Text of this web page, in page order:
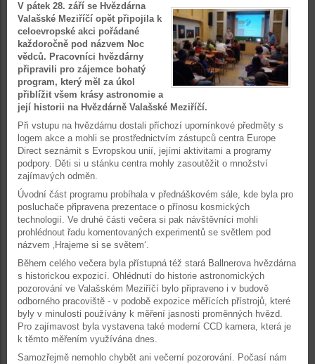
V pátek 28. září se Hvězdárna
Valašské Meziříčí opět připojila k
celoevropské akci pořádané
každoročně pod názvem Noc
vědců. Pracovníci hvězdárny
připravili pro zájemce bohatý
program, který měl za úkol
přiblížit všem krásy astronomie a
její historii na Hvězdárně Valašské Meziříčí.
Při vstupu na hvězdárnu dostali příchozí upomínkové předměty s
logem akce a mohli se prostřednictvím zástupců centra Europe
Direct seznámit s Evropskou unií, jejími aktivitami a programy
podpory. Děti si u stánku centra mohly zasoutěžit o množství
zajímavých odměn.
Úvodní část programu probíhala v přednáškovém sále, kde byla pro
posluchače připravena prezentace o přínosu kosmických
technologií. Ve druhé části večera si pak návštěvníci mohli
prohlédnout řadu komentovaných experimentů se světlem pod
názvem ‚Hrajeme si se světem‘.
Během celého večera byla přístupná též stará Ballnerova hvězdárna
s historickou expozicí. Ohlédnutí do historie astronomických
pozorování ve Valašském Meziříčí bylo připraveno i v budově
odborného pracoviště - v podobě expozice měřících přístrojů, které
byly v minulosti používány k měření jasnosti proměnných hvězd.
Pro zajímavost byla vystavena také moderní CCD kamera, která je
k těmto měřením využívána dnes.
Samozřejmě nemohlo chybět ani večerní pozorování. Počasí nám